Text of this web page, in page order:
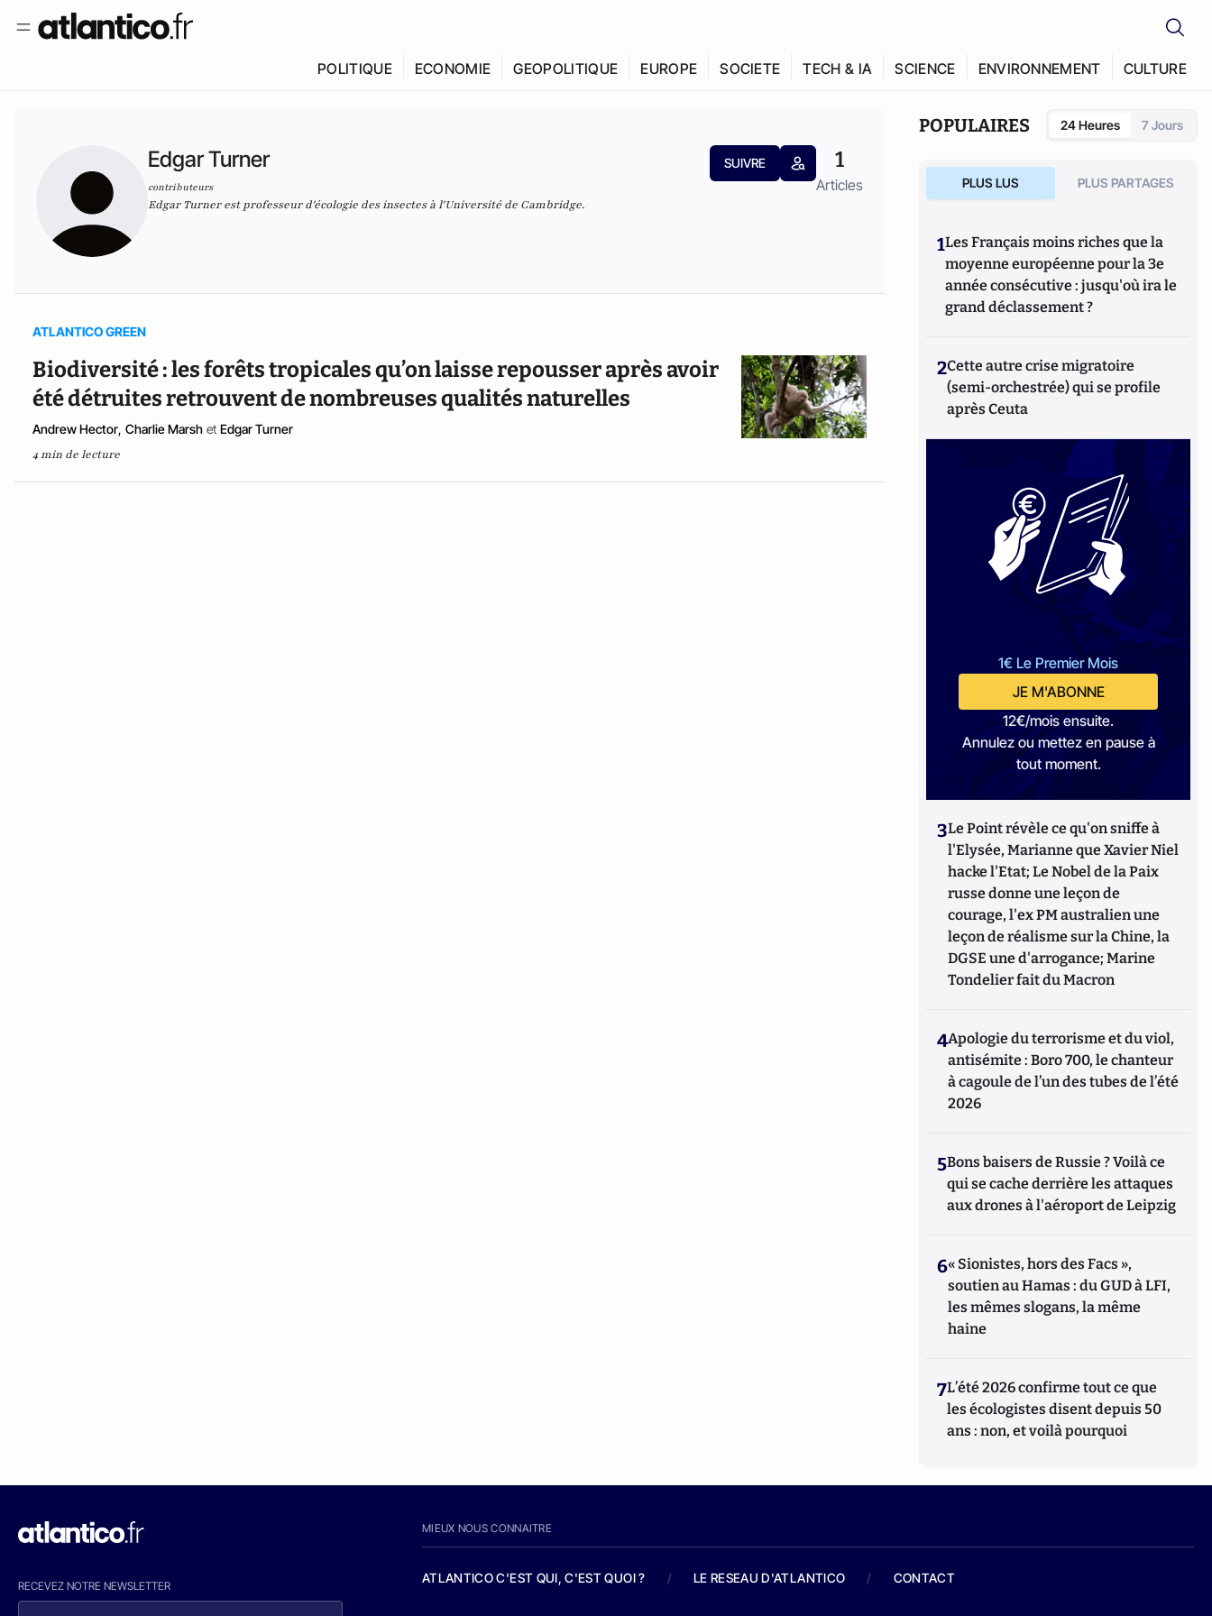
POLITIQUE ECONOMIE GEOPOLITIQUE EUROPE SOCIETE TECH & IA SCIENCE ENVIRONNEMENT CULTURE
Edgar Turner
contributeurs
SUIVRE 1
Articles
Edgar Turner est professeur d'écologie des insectes à l'Université de Cambridge.
ATLANTICO GREEN
Biodiversité : les forêts tropicales qu’on laisse repousser après avoir
été détruites retrouvent de nombreuses qualités naturelles
Andrew Hector, Charlie Marsh et Edgar Turner
4 min de lecture
POPULAIRES 24 Heures 7 Jours
PLUS LUS PLUS PARTAGES
1Les Français moins riches que la
moyenne européenne pour la 3e
année consécutive : jusqu'où ira le
grand déclassement ?
2Cette autre crise migratoire
(semi-orchestrée) qui se profile
après Ceuta
1€ Le Premier Mois
JE M'ABONNE
12€/mois ensuite.
Annulez ou mettez en pause à
tout moment.
3Le Point révèle ce qu'on sniffe à
l'Elysée, Marianne que Xavier Niel
hacke l'Etat; Le Nobel de la Paix
russe donne une leçon de
courage, l'ex PM australien une
leçon de réalisme sur la Chine, la
DGSE une d'arrogance; Marine
Tondelier fait du Macron
4Apologie du terrorisme et du viol,
antisémite : Boro 700, le chanteur
à cagoule de l’un des tubes de l’été
2026
5Bons baisers de Russie ? Voilà ce
qui se cache derrière les attaques
aux drones à l'aéroport de Leipzig
6« Sionistes, hors des Facs »,
soutien au Hamas : du GUD à LFI,
les mêmes slogans, la même
haine
7L’été 2026 confirme tout ce que
les écologistes disent depuis 50
ans : non, et voilà pourquoi
RECEVEZ NOTRE NEWSLETTER
MIEUX NOUS CONNAITRE
ATLANTICO C'EST QUI, C'EST QUOI ? / LE RESEAU D'ATLANTICO / CONTACT